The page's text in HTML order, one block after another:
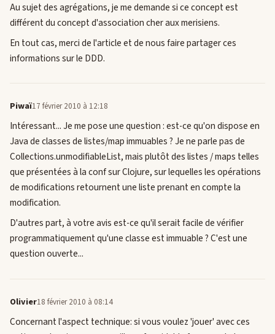
Au sujet des agrégations, je me demande si ce concept est
différent du concept d'association cher aux merisiens.
En tout cas, merci de l'article et de nous faire partager ces
informations sur le DDD.
Piwaï17 février 2010 à 12:18
Intéressant... Je me pose une question : est-ce qu'on dispose en
Java de classes de listes/map immuables ? Je ne parle pas de
Collections.unmodifiableList, mais plutôt des listes / maps telles
que présentées à la conf sur Clojure, sur lequelles les opérations
de modifications retournent une liste prenant en compte la
modification.
D'autres part, à votre avis est-ce qu'il serait facile de vérifier
programmatiquement qu'une classe est immuable ? C'est une
question ouverte...
Olivier18 février 2010 à 08:14
Concernant l'aspect technique: si vous voulez 'jouer' avec ces